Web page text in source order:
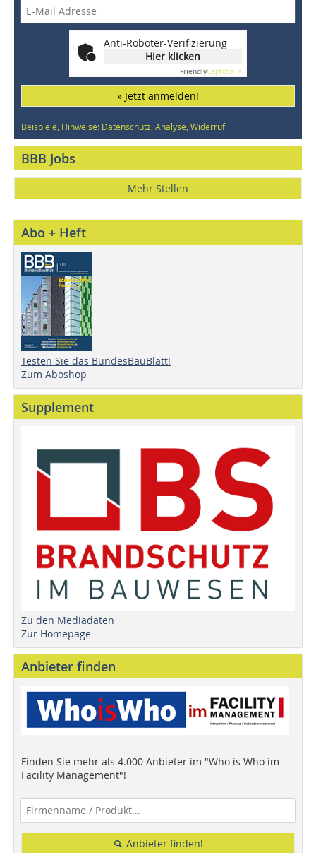
Anti-Roboter-Verifizierung
Hier klicken
FriendlyCaptcha ⇗
» Jetzt anmelden!
Beispiele, Hinweise: Datenschutz, Analyse, Widerruf
BBB Jobs
Mehr Stellen
Abo + Heft
Testen Sie das BundesBauBlatt!
Zum Aboshop
Supplement
Zu den Mediadaten
Zur Homepage
Anbieter finden
Finden Sie mehr als 4.000 Anbieter im "Who is Who im
Facility Management"!
Anbieter finden!